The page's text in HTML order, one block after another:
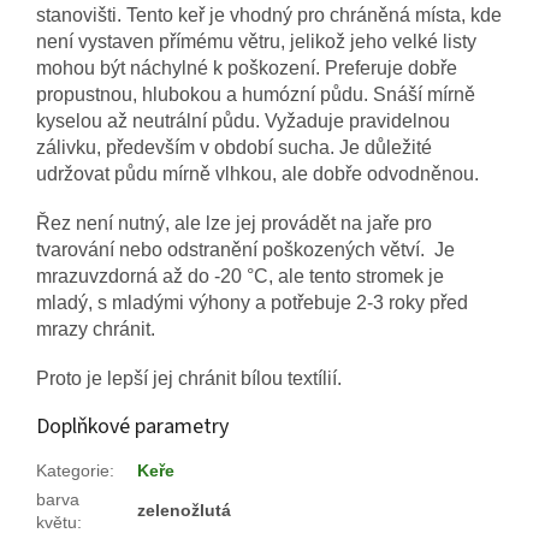
stanovišti. Tento keř je vhodný pro chráněná místa, kde
není vystaven přímému větru, jelikož jeho velké listy
mohou být náchylné k poškození. Preferuje dobře
propustnou, hlubokou a humózní půdu. Snáší mírně
kyselou až neutrální půdu. Vyžaduje pravidelnou
zálivku, především v období sucha. Je důležité
udržovat půdu mírně vlhkou, ale dobře odvodněnou.
Řez není nutný, ale lze jej provádět na jaře pro
tvarování nebo odstranění poškozených větví. Je
mrazuvzdorná až do -20 °C, ale tento stromek je
mladý, s mladými výhony a potřebuje 2-3 roky před
mrazy chránit.
Proto je lepší jej chránit bílou textílií.
Doplňkové parametry
Kategorie:
Keře
barva
květu:
zelenožlutá